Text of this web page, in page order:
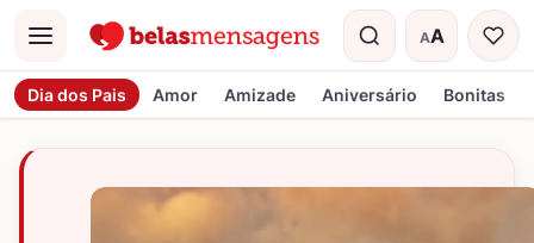
Menu AA
Tamanho do
Dia dos Pais Amor Amizade Aniversário Bonitas